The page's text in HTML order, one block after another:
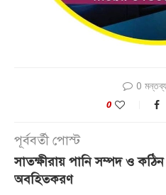
0 মন্তব্য
0
পূর্ববর্তী পোস্ট
সাতক্ষীরায় পানি সম্পদ ও কঠিন
অবহিতকরণ